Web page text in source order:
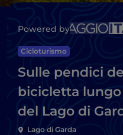
Powered by
Cicloturismo
Sulle pendici
bicicletta
del Lago di
Lago di Garda